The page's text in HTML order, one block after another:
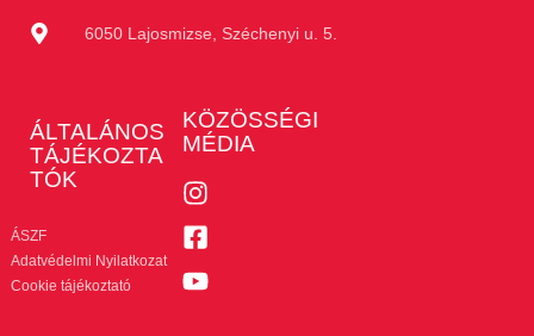
6050 Lajosmizse, Széchenyi u. 5.
ÁLTALÁNOS
TÁJÉKOZTA
TÓK
ÁSZF
Adatvédelmi Nyilatkozat
Cookie tájékoztató
KÖZÖSSÉGI
MÉDIA